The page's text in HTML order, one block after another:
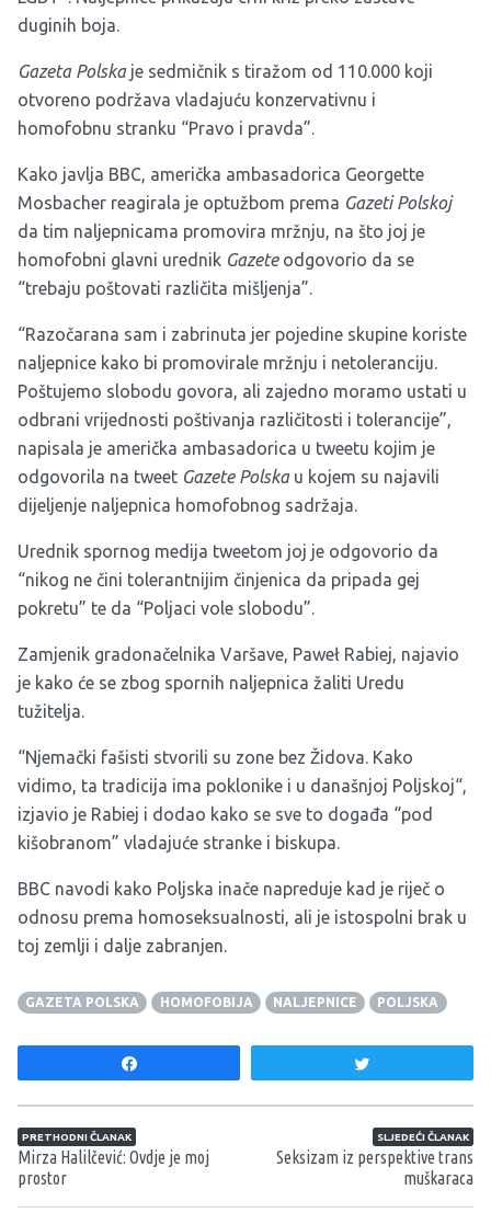
duginih boja.
Gazeta Polskaje sedmičnik s tiražom od 110.000 koji
otvoreno podržava vladajuću konzervativnu i
homofobnu stranku “Pravo i pravda”.
Kako javlja BBC, američka ambasadorica Georgette
Mosbacher reagirala je optužbom prema Gazeti Polskoj
da tim naljepnicama promovira mržnju, na što joj je
homofobni glavni urednik Gazeteodgovorio da se
“trebaju poštovati različita mišljenja”.
“Razočarana sam i zabrinuta jer pojedine skupine koriste
naljepnice kako bi promovirale mržnju i netoleranciju.
Poštujemo slobodu govora, ali zajedno moramo ustati u
odbrani vrijednosti poštivanja različitosti i tolerancije”,
napisala je američka ambasadorica u tweetu kojim je
odgovorila na tweet Gazete Polskau kojem su najavili
dijeljenje naljepnica homofobnog sadržaja.
Urednik spornog medija tweetom joj je odgovorio da
“nikog ne čini tolerantnijim činjenica da pripada gej
pokretu” te da “Poljaci vole slobodu”.
Zamjenik gradonačelnika Varšave, Paweł Rabiej, najavio
je kako će se zbog spornih naljepnica žaliti Uredu
tužitelja.
“Njemački fašisti stvorili su zone bez Židova. Kako
vidimo, ta tradicija ima poklonike i u današnjoj Poljskoj“,
izjavio je Rabiej i dodao kako se sve to događa “pod
kišobranom” vladajuće stranke i biskupa.
BBC navodi kako Poljska inače napreduje kad je riječ o
odnosu prema homoseksualnosti, ali je istospolni brak u
toj zemlji i dalje zabranjen.
GAZETA POLSKA HOMOFOBIJA NALJEPNICE POLJSKA
Navigacija članaka
PRETHODNI ČLANAK
Mirza Halilčević: Ovdje je moj
prostor
SLJEDEĆI ČLANAK
Seksizam iz perspektive trans
muškaraca